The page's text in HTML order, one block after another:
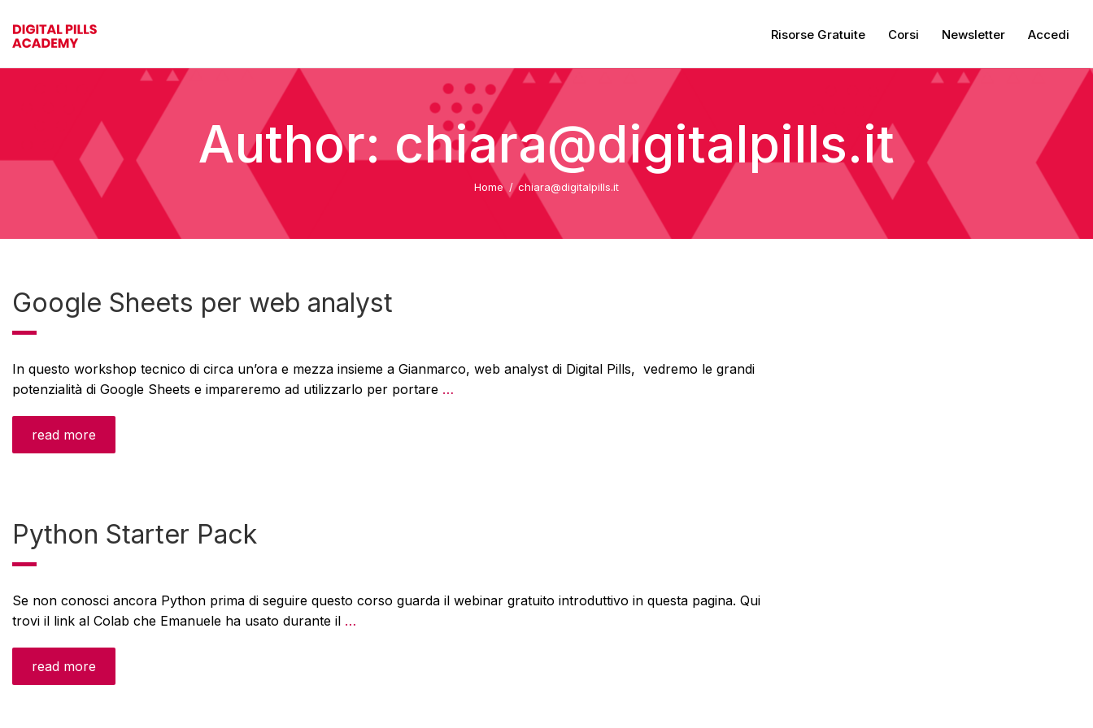
Risorse Gratuite Corsi Newsletter Accedi
Author: chiara@digitalpills.it
Home chiara@digitalpills.it
Google Sheets per web analyst
In questo workshop tecnico di circa un’ora e mezza insieme a Gianmarco, web analyst di Digital Pills, vedremo le grandi
potenzialità di Google Sheets e impareremo ad utilizzarlo per portare …
read more
Python Starter Pack
Se non conosci ancora Python prima di seguire questo corso guarda il webinar gratuito introduttivo in questa pagina. Qui
trovi il link al Colab che Emanuele ha usato durante il …
read more